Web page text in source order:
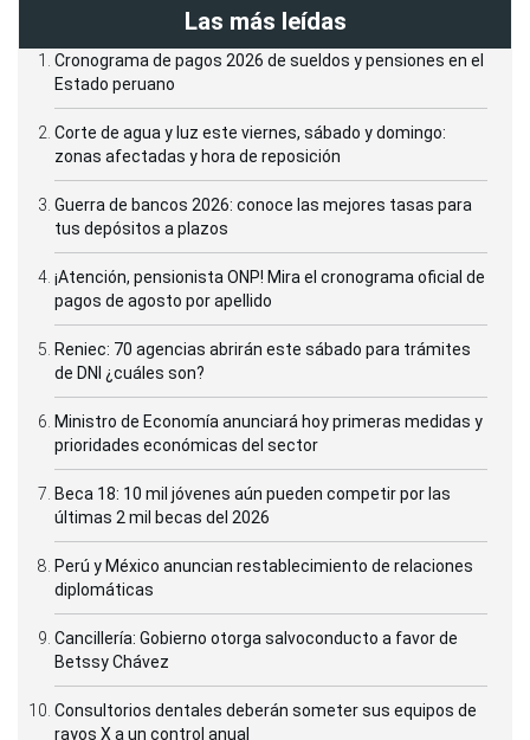
Las más leídas
Cronograma de pagos 2026 de sueldos y pensiones en el
Estado peruano
Corte de agua y luz este viernes, sábado y domingo:
zonas afectadas y hora de reposición
Guerra de bancos 2026: conoce las mejores tasas para
tus depósitos a plazos
¡Atención, pensionista ONP! Mira el cronograma oficial de
pagos de agosto por apellido
Reniec: 70 agencias abrirán este sábado para trámites
de DNI ¿cuáles son?
Ministro de Economía anunciará hoy primeras medidas y
prioridades económicas del sector
Beca 18: 10 mil jóvenes aún pueden competir por las
últimas 2 mil becas del 2026
Perú y México anuncian restablecimiento de relaciones
diplomáticas
Cancillería: Gobierno otorga salvoconducto a favor de
Betssy Chávez
Consultorios dentales deberán someter sus equipos de
rayos X a un control anual